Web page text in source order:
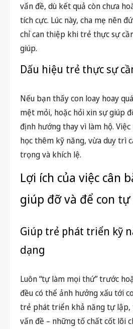
vấn đề, dù kết quả còn chưa
tích cực. Lúc này, cha mẹ nên
chỉ can thiệp khi trẻ thực sự
giúp.
Dấu hiệu trẻ thực sự
Nếu bạn thấy con loay hoay
mệt mỏi, hoặc hỏi xin sự giúp
định hướng thay vì làm hộ.
học thêm kỹ năng, vừa duy trì
trọng và khích lệ.
Lợi ích của việc cân
giúp đỡ và để con
Giúp trẻ phát triển kỹ
dạng
Luôn “tự làm mọi thứ” trước
đều có thể ảnh hưởng xấu tới
trẻ phát triển khả năng tự lập,
vấn đề – những tố chất cốt lõi